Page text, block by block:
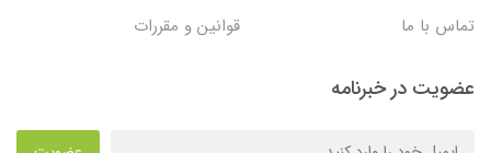
تماس با ما
قوانین و مقررات
عضویت در خبرنامه